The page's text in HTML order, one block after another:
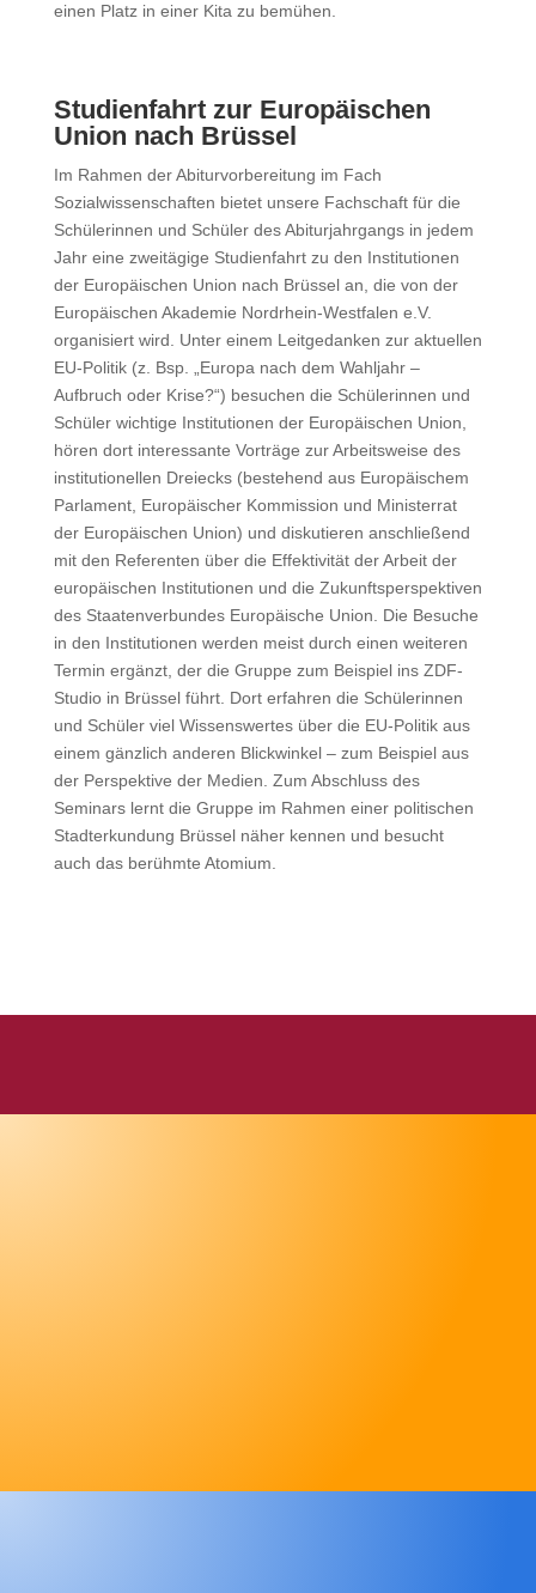
einen Platz in einer Kita zu bemühen.
Studienfahrt zur Europäischen
Union nach Brüssel
Im Rahmen der Abiturvorbereitung im Fach
Sozialwissenschaften bietet unsere Fachschaft für die
Schülerinnen und Schüler des Abiturjahrgangs in jedem
Jahr eine zweitägige Studienfahrt zu den Institutionen
der Europäischen Union nach Brüssel an, die von der
Europäischen Akademie Nordrhein-Westfalen e.V.
organisiert wird. Unter einem Leitgedanken zur aktuellen
EU-Politik (z. Bsp. „Europa nach dem Wahljahr –
Aufbruch oder Krise?“) besuchen die Schülerinnen und
Schüler wichtige Institutionen der Europäischen Union,
hören dort interessante Vorträge zur Arbeitsweise des
institutionellen Dreiecks (bestehend aus Europäischem
Parlament, Europäischer Kommission und Ministerrat
der Europäischen Union) und diskutieren anschließend
mit den Referenten über die Effektivität der Arbeit der
europäischen Institutionen und die Zukunftsperspektiven
des Staatenverbundes Europäische Union. Die Besuche
in den Institutionen werden meist durch einen weiteren
Termin ergänzt, der die Gruppe zum Beispiel ins ZDF-
Studio in Brüssel führt. Dort erfahren die Schülerinnen
und Schüler viel Wissenswertes über die EU-Politik aus
einem gänzlich anderen Blickwinkel – zum Beispiel aus
der Perspektive der Medien. Zum Abschluss des
Seminars lernt die Gruppe im Rahmen einer politischen
Stadterkundung Brüssel näher kennen und besucht
auch das berühmte Atomium.